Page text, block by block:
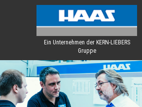
Ein Unternehmen der KERN-LIEBERS
Gruppe